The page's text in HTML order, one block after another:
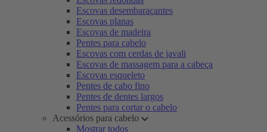
Escovas desembaraçantes
Escovas planas
Escovas de madeira
Pentes para cabelo
Escovas com cerdas de javali
Escovas de massagem para a cabeça
Escovas esqueleto
Pentes de cabo fino
Pentes de dentes largos
Pentes para cortar o cabelo
Acessórios para cabelo
Mostrar todos